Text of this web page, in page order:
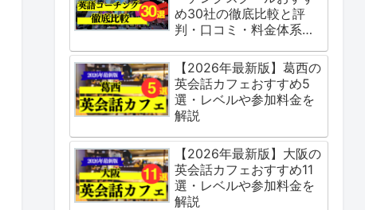
め30社の徹底比較と評
判・口コミ・料金体系を
【2026年最新版】葛西の
英会話カフェおすすめ5
選・レベルや参加料金を
解説
【2026年最新版】大阪の
英会話カフェおすすめ11
選・レベルや参加料金を
解説